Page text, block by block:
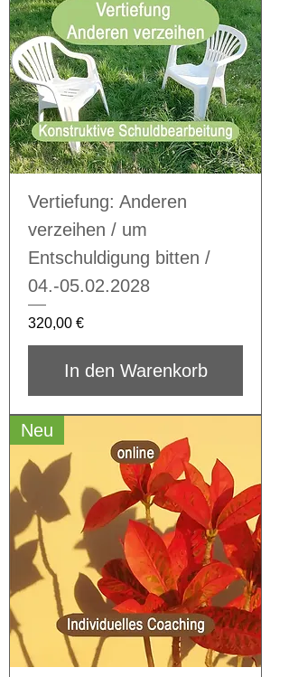
Vertiefung: Anderen
verzeihen / um
Entschuldigung bitten /
04.-05.02.2028
Preis
320,00 €
In den Warenkorb
Neu